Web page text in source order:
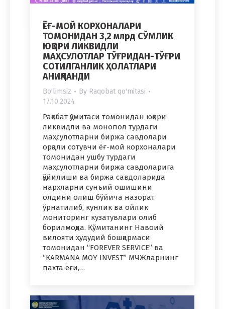
ЁҒ-МОЙ КОРХОНАЛАРИ
ТОМОНИДАН 3,2 млрд СЎМЛИК
ЮҚОРИ ЛИКВИДЛИ
МАҲСУЛОТЛАР ТЎҒРИДАН-ТЎҒРИ
СОТИЛГАНЛИК ҲОЛАТЛАРИ
АНИҚЛАНДИ
Bo'limsiz By Raqobat qo'mitasi
17.10.2024
Рақобат қўмитаси томонидан юқори
ликвидли ва монопол турдаги
маҳсулотларни биржа савдолари
орқали сотувчи ёғ-мой корхоналари
томонидан ушбу турдаги
маҳсулотларни биржа савдоларига
қўйилиши ва биржа савдоларида
нархларни сунъий ошишини
олдини олиш бўйича назорат
ўрнатилиб, кунлик ва ойлик
мониторинг кузатувлари олиб
борилмоқда. Қўмитанинг Навоий
вилояти ҳудудий бошқармаси
томонидан “FOREVER SERVICE” ва
“КАRMАNА MОY INVEST” МЧЖларнинг
пахта ёғи,…